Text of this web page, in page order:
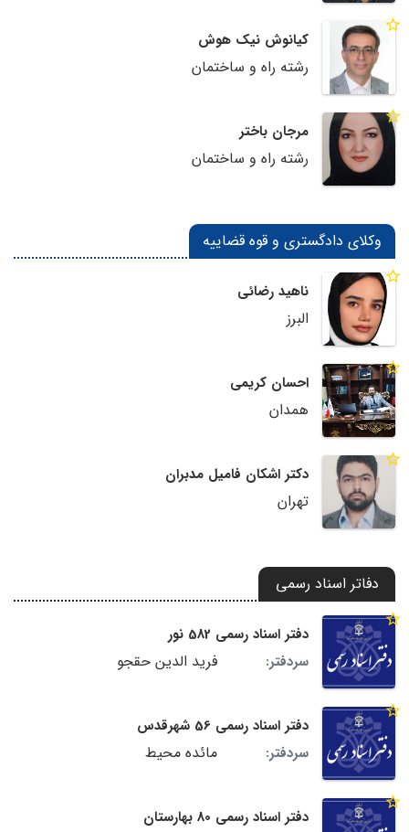
کیانوش نیک هوش
رشته راه و ساختمان
مرجان باختر
رشته راه و ساختمان
وکلای دادگستری و قوه قضاییه
ناهید رضائی
البرز
احسان کریمی
همدان
دکتر اشکان فامیل مدبران
تهران
دفاتر اسناد رسمی
دفتر اسناد رسمی 582 نور
سردفتر:
فرید الدین حقجو
دفتر اسناد رسمی 56 شهرقدس
سردفتر:
مائده محیط
دفتر اسناد رسمی 80 بهارستان